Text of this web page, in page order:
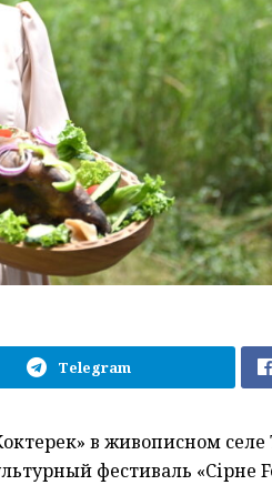
Telegram
в живописном
фестиваль «Сірне